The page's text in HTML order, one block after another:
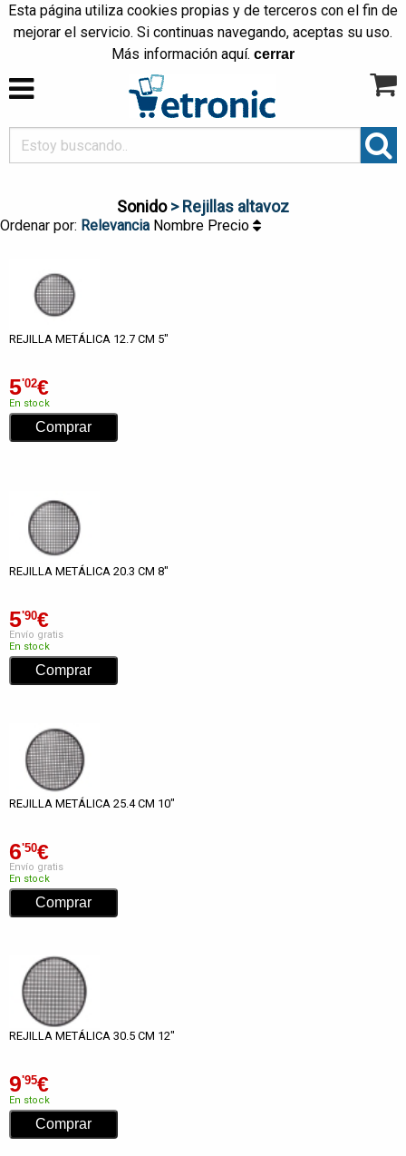
Esta página utiliza cookies propias y de terceros con el fin de
mejorar el servicio. Si continuas navegando, aceptas su uso.
Más información aquí. cerrar
Sonido> Rejillas altavoz
Ordenar por: Relevancia Nombre Precio
REJILLA METÁLICA 12.7 CM 5"
5'02€
En stock
REJILLA METÁLICA 20.3 CM 8"
5'90€
Envío gratis
En stock
REJILLA METÁLICA 25.4 CM 10"
6'50€
Envío gratis
En stock
REJILLA METÁLICA 30.5 CM 12"
9'95€
En stock